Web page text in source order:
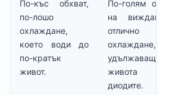
По-къс обхват,
по-лошо
охлаждане,
което води до
по-кратък
живот.
По-голям
на
отлично
охлаждане,
удължаващо
живота
диодите.